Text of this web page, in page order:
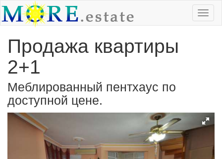
Продажа квартиры
2+1
Меблированный пентхаус по
доступной цене.